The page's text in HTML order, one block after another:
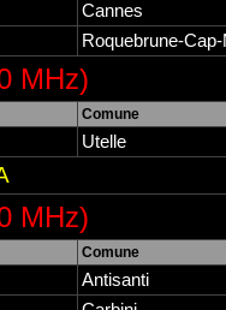
Cannes
Roquebrune-
MHz)
Comune
Utelle
MHz)
Comune
Antisanti